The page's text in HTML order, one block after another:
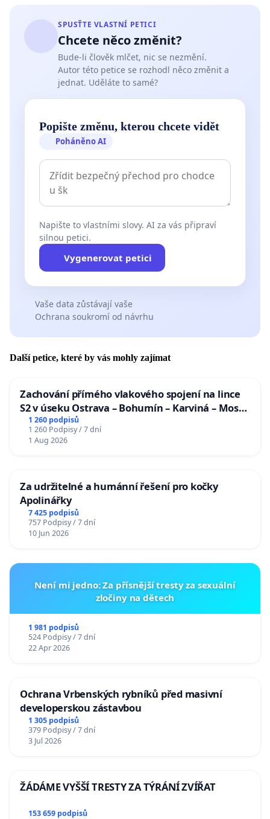
SPUSŤTE VLASTNÍ PETICI
Chcete něco změnit?
Bude-li člověk mlčet, nic se nezmění.
Autor této petice se rozhodl něco změnit a
jednat. Uděláte to samé?
Popište změnu, kterou chcete vidět
Poháněno AI
Napište to vlastními slovy. AI za vás připraví
silnou petici.
Vygenerovat petici
Vaše data zůstávají vaše
Ochrana soukromí od návrhu
Další petice, které by vás mohly zajímat
Zachování přímého vlakového spojení na lince
S2 v úseku Ostrava – Bohumín – Karviná – Mosty
u Jablunkova
1 260 podpisů
1 260 Podpisy / 7 dní
1 Aug 2026
Za udržitelné a humánní řešení pro kočky
Apolinářky
7 425 podpisů
757 Podpisy / 7 dní
10 Jun 2026
Není mi jedno: Za přísnější tresty za sexuální
zločiny na dětech
1 981 podpisů
524 Podpisy / 7 dní
22 Apr 2026
Ochrana Vrbenských rybníků před masivní
developerskou zástavbou
1 305 podpisů
379 Podpisy / 7 dní
3 Jul 2026
ŽÁDÁME VYŠŠÍ TRESTY ZA TÝRÁNÍ ZVÍŘAT
153 659 podpisů